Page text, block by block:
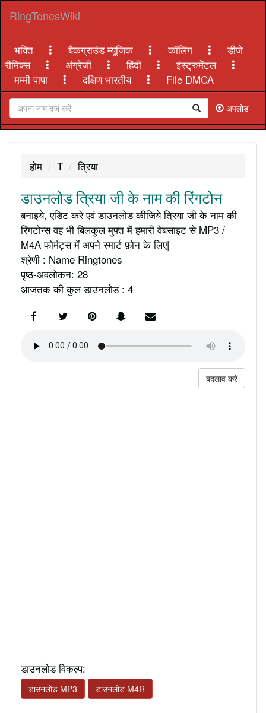
RingTonesWiki
भक्ति बैकग्राउंड म्यूजिक कॉलिंग
डीजे
रीमिक्स
अंग्रेज़ी हिंदी
इंस्ट्रुमेंटल
मम्मी पापा
दक्षिण भारतीय File DMCA
अपलोड
होम T त्रिया
डाउनलोड त्रिया जी के नाम की रिंगटोन
बनाइये, एडिट करे एवं डाउनलोड कीजिये त्रिया जी के नाम की
रिंगटोन्स वह भी बिलकुल मुफ्त में हमारी वेबसाइट से MP3 /
M4A फोर्मट्स में अपने स्मार्ट फ़ोन के लिए|
श्रेणी : Name Ringtones
पृष्ठ-अवलोकन: 28
आजतक की कुल डाउनलोड : 4
बदलाव करे
डाउनलोड विकल्प:
डाउनलोड MP3 डाउनलोड M4R